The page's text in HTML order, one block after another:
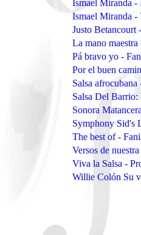
Ismael Miranda -
Ismael Miranda -
Justo Betancourt
La mano
Pá bravo yo -
Por el buen
Salsa
Salsa Del
Sonora
Symphony Sid's
The best of -
Versos de
Viva la Salsa -
Willie Colón Su